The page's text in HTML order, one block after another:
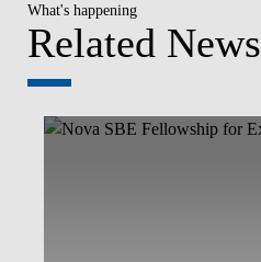
What's happening
Related News